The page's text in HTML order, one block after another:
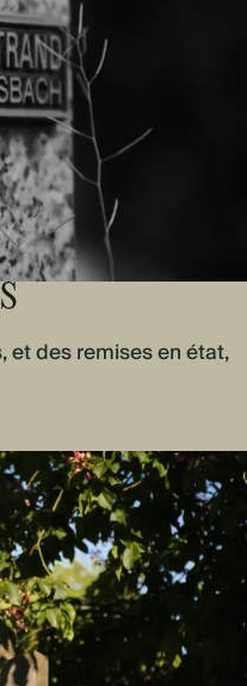
et des remises en état,